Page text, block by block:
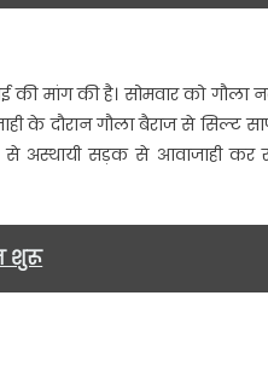
की मांग की है। सोमवार को गौला
के दौरान गौला बैराज से सिल्ट
सड़क से आवाजाही कर
शुरू